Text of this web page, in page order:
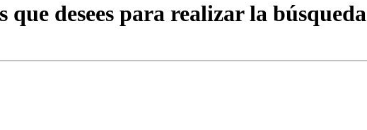
que desees para realizar la búsqueda